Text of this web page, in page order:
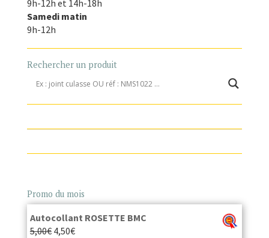
9h-12h et 14h-18h
Samedi matin
9h-12h
Rechercher un produit
Promo du mois
Autocollant ROSETTE BMC
5,00€ 4,50€